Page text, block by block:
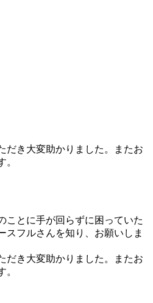
だき大変助かりました。またお
。
ことに手が回らずに困っていた
スフルさんを知り、お願いしま
だき大変助かりました。またお
。